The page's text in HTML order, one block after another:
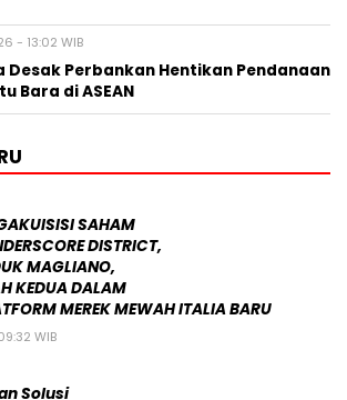
- 13:02 WIB
Desak Perbankan Hentikan Pendanaan
Bara di ASEAN
SAHAM
DISTRICT,
MAGLIANO,
KEDUA DALAM
MEREK MEWAH ITALIA BARU
WIB
Solusi